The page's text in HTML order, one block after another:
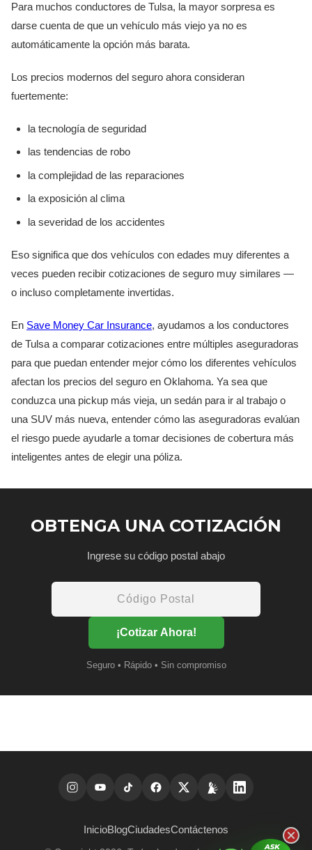
Para muchos conductores de Tulsa, la mayor sorpresa es
darse cuenta de que un vehículo más viejo ya no es
automáticamente la opción más barata.
Los precios modernos del seguro ahora consideran
fuertemente:
la tecnología de seguridad
las tendencias de robo
la complejidad de las reparaciones
la exposición al clima
la severidad de los accidentes
Eso significa que dos vehículos con edades muy diferentes a
veces pueden recibir cotizaciones de seguro muy similares —
o incluso completamente invertidas.
En Save Money Car Insurance, ayudamos a los conductores
de Tulsa a comparar cotizaciones entre múltiples aseguradoras
para que puedan entender mejor cómo los diferentes vehículos
afectan los precios del seguro en Oklahoma. Ya sea que
conduzca una pickup más vieja, un sedán para ir al trabajo o
una SUV más nueva, entender cómo las aseguradoras evalúan
el riesgo puede ayudarle a tomar decisiones de cobertura más
inteligentes antes de elegir una póliza.
OBTENGA UNA COTIZACIÓN
Ingrese su código postal abajo
¡Cotizar Ahora!
Seguro • Rápido • Sin compromiso
InicioBlogCiudadesContáctenos